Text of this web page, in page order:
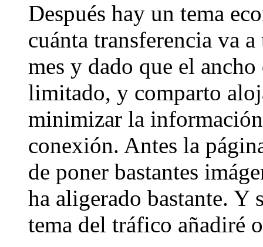
Después hay un tema
cuánta transferencia va
mes y dado que el
limitado, y comparto
minimizar la información
conexión. Antes la
de poner bastantes
ha aligerado bastante. Y
tema del tráfico añadiré